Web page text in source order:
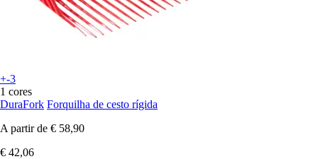
+-3
1 cores
DuraFork Forquilha de cesto rígida
A partir de € 58,90
€ 42,06